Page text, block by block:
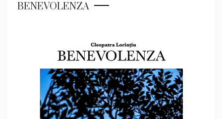
BENEVOLENZA